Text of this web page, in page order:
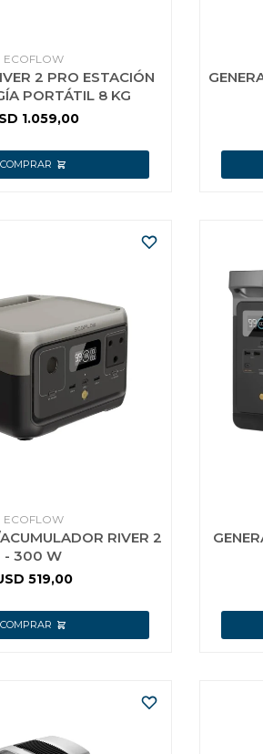
ECOFLOW
2 PRO ESTACIÓN
PORTÁTIL 8 KG
1.059,00
ECOFLOW
RIVER 2
- 300 W
519,00